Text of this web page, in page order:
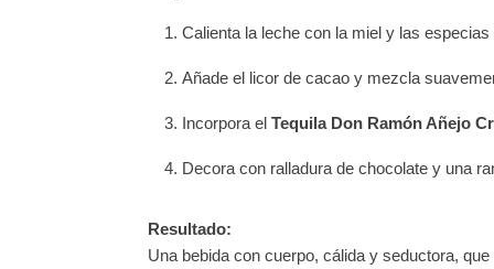
Calienta la leche con la miel y las
Añade el licor de cacao y mezcla
Incorpora el Tequila Don Ramón Añejo
Decora con ralladura de chocolate y una
Resultado:
Una bebida con cuerpo, cálida y seductora,